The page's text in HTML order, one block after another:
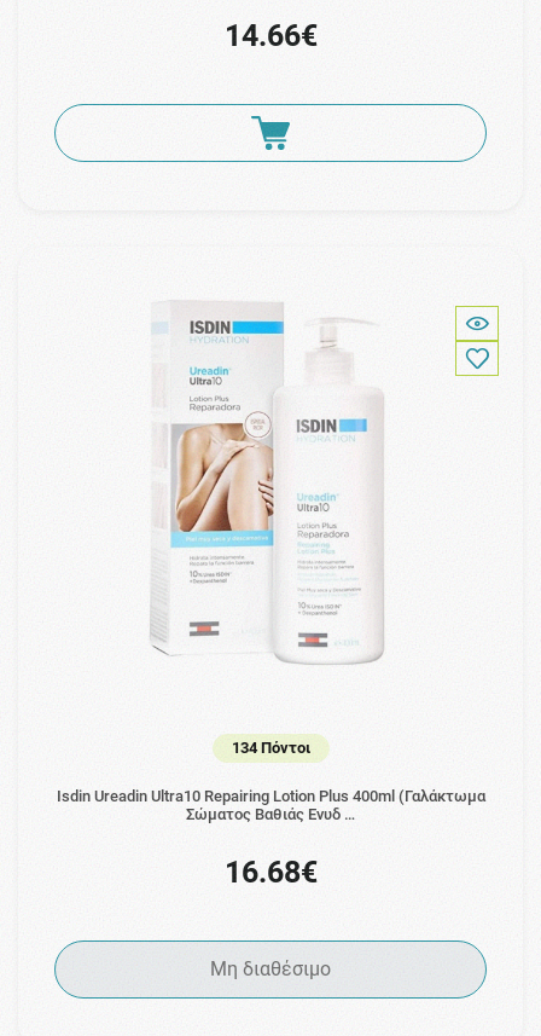
14.66€
134 Πόντοι
Isdin Ureadin Ultra10 Repairing Lotion Plus 400ml (Γαλάκτωμα
Σώματος Βαθιάς Ενυδ …
16.68€
Μη διαθέσιμο